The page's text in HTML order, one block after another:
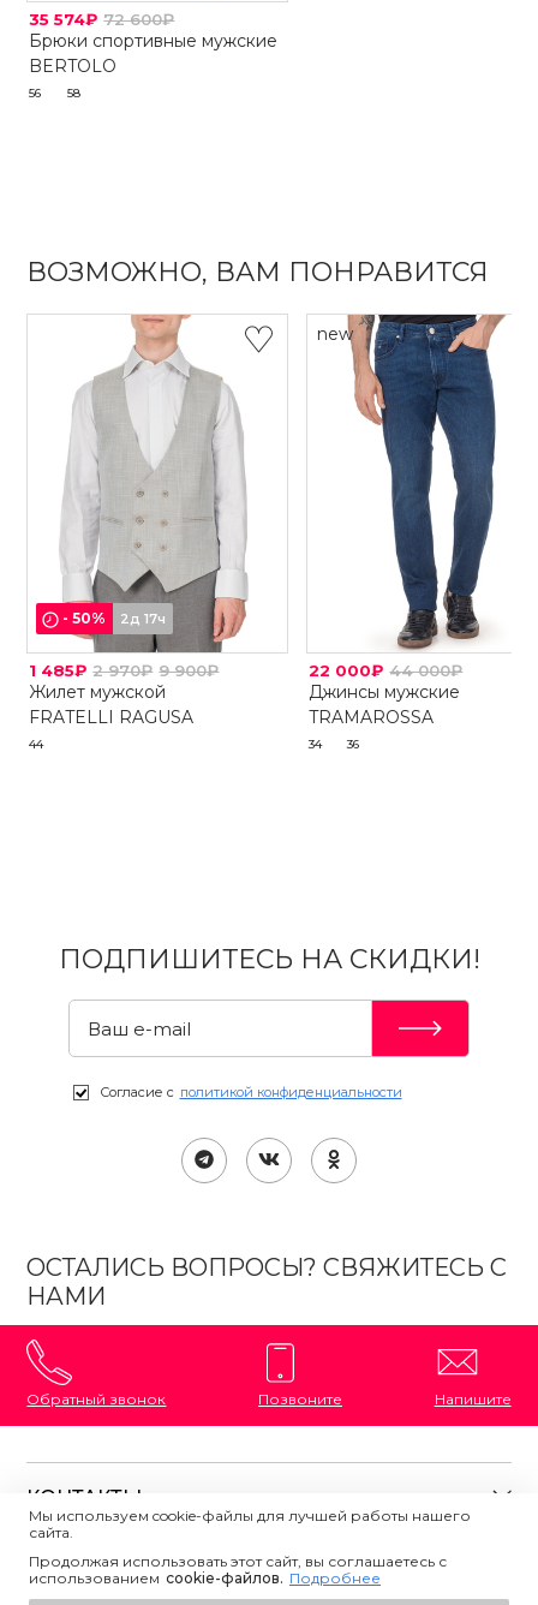
35 574₽ 72 600₽
Брюки спортивные мужские
BERTOLO
56 58
ВОЗМОЖНО, ВАМ ПОНРАВИТСЯ
-50% 2д 17ч
1 485₽ 2 970₽ 9 900₽
Жилет мужской
FRATELLI RAGUSA
44
new
22 000₽ 44 000₽
Джинсы мужские
TRAMAROSSA
34 36
ПОДПИШИТЕСЬ НА СКИДКИ!
Согласие с политикой конфиденциальности
ОСТАЛИСЬ ВОПРОСЫ? СВЯЖИТЕСЬ С
НАМИ
Обратный звонок Позвоните Напишите
КОНТАКТЫ
8 (800) 333-87-72
Напишите нам
ПОЛЕЗНАЯ ИНФОРМАЦИЯ
О магазине
Мы используем cookie-файлы для лучшей работы нашего
сайта.
Продолжая использовать этот сайт, вы соглашаетесь с
использованием сookie-файлов. Подробнее